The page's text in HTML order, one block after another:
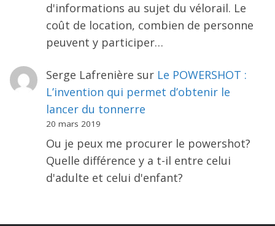
d'informations au sujet du vélorail. Le
coût de location, combien de personne
peuvent y participer…
Serge Lafrenière sur Le POWERSHOT :
L’invention qui permet d’obtenir le
lancer du tonnerre
20 mars 2019
Ou je peux me procurer le powershot?
Quelle différence y a t-il entre celui
d'adulte et celui d'enfant?